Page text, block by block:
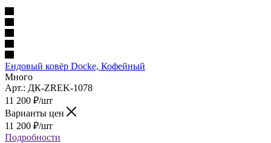
Ендовый ковёр Docke, Кофейный
Много
Арт.: ДК-ZREK-1078
11 200 ₽/шт
Варианты цен
11 200 ₽/шт
Подробности